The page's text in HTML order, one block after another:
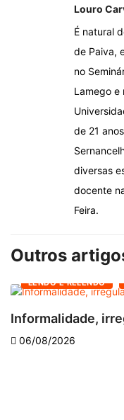
Louro
É natural
de Paiva,
no
Lamego e
de 21
diversas
docente
Feira.
Outros
LENDO E RELENDO
Informalidade,
06/08/2026